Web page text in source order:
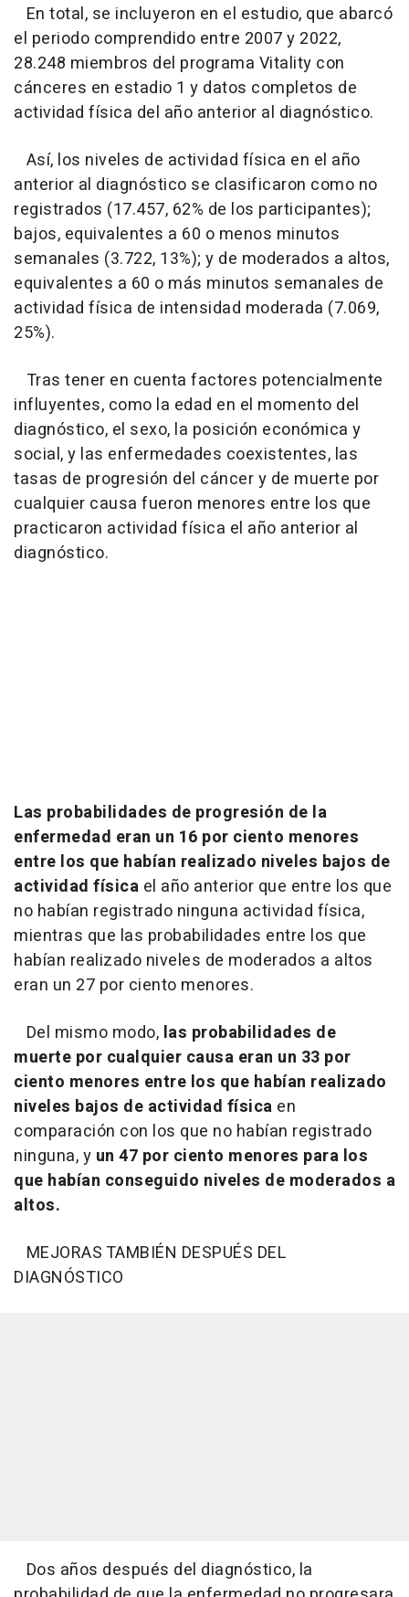
En total, se incluyeron en el estudio, que abarcó
el periodo comprendido entre 2007 y 2022,
28.248 miembros del programa Vitality con
cánceres en estadio 1 y datos completos de
actividad física del año anterior al diagnóstico.
Así, los niveles de actividad física en el año
anterior al diagnóstico se clasificaron como no
registrados (17.457, 62% de los participantes);
bajos, equivalentes a 60 o menos minutos
semanales (3.722, 13%); y de moderados a altos,
equivalentes a 60 o más minutos semanales de
actividad física de intensidad moderada (7.069,
25%).
Tras tener en cuenta factores potencialmente
influyentes, como la edad en el momento del
diagnóstico, el sexo, la posición económica y
social, y las enfermedades coexistentes, las
tasas de progresión del cáncer y de muerte por
cualquier causa fueron menores entre los que
practicaron actividad física el año anterior al
diagnóstico.
Las probabilidades de progresión de la
enfermedad eran un 16 por ciento menores
entre los que habían realizado niveles bajos de
actividad física el año anterior que entre los que
no habían registrado ninguna actividad física,
mientras que las probabilidades entre los que
habían realizado niveles de moderados a altos
eran un 27 por ciento menores.
Del mismo modo, las probabilidades de
muerte por cualquier causa eran un 33 por
ciento menores entre los que habían realizado
niveles bajos de actividad física en
comparación con los que no habían registrado
ninguna, y un 47 por ciento menores para los
que habían conseguido niveles de moderados a
altos.
MEJORAS TAMBIÉN DESPUÉS DEL
DIAGNÓSTICO
Dos años después del diagnóstico, la